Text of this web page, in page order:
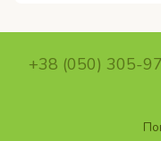
+38 (050) 305-